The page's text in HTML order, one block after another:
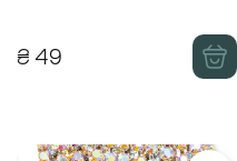
₴ 49